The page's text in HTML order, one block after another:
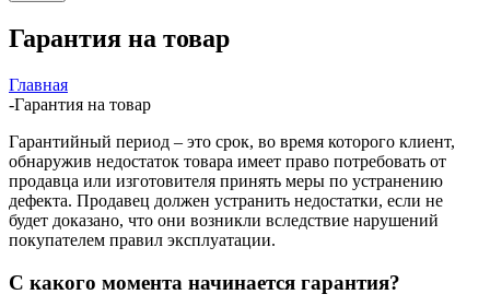
Гарантия на товар
Главная
-Гарантия на товар
Гарантийный период – это срок, во время которого клиент,
обнаружив недостаток товара имеет право потребовать от
продавца или изготовителя принять меры по устранению
дефекта. Продавец должен устранить недостатки, если не
будет доказано, что они возникли вследствие нарушений
покупателем правил эксплуатации.
С какого момента начинается гарантия?